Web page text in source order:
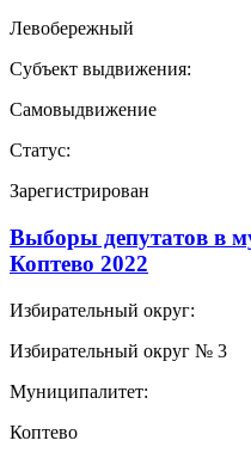
Левобережный
Субъект выдвижения:
Самовыдвижение
Статус:
Зарегистрирован
Выборы депутатов в
Коптево 2022
Избирательный округ:
Избирательный округ № 3
Муниципалитет:
Коптево